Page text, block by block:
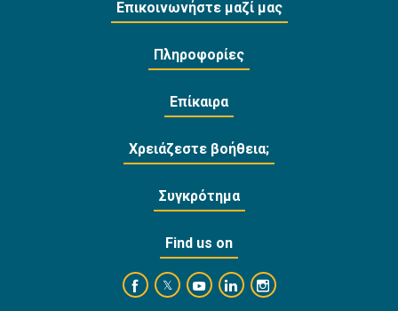
Επικοινωνήστε μαζί μας
Πληροφορίες
Επίκαιρα
Χρειάζεστε βοήθεια;
Συγκρότημα
Find us on
https://www.facebook.com/
https://twitter.com/bankofcyprus_
https://www.youtube.com/user/
https://www.linkedin.com/
https://